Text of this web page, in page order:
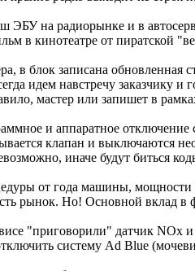
ЭБУ на радиорынке и в
в кинотеатре от пиратской
в блок записана
идем навстречу заказчику
мастер или запишет в
и аппаратное
клапан и выключаются
иначе будут биться
от года машины, мощности
рынок. Но! Основной вклад в
"приговорили" датчик NOx
систему Ad Blue